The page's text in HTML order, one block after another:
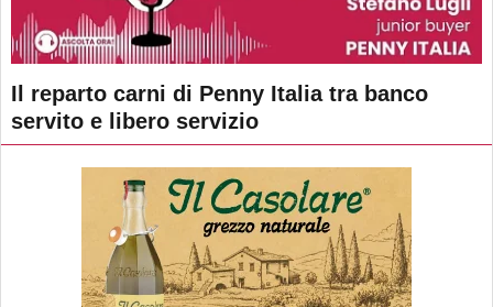
Il reparto carni di Penny Italia tra banco
servito e libero servizio